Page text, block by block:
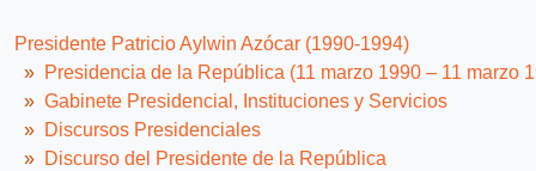
Presidente Patricio Aylwin Azócar (1990-1994)
Presidencia de la República (11 marzo 1990 – 11 marzo
Gabinete Presidencial, Instituciones y Servicios
Discursos Presidenciales
Discurso del Presidente de la República